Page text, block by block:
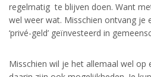
regelmatig te blijven doen. Want
wel weer wat. Misschien ontvang je
‘privé-geld’ geïnvesteerd in
Misschien wil je het allemaal wel op